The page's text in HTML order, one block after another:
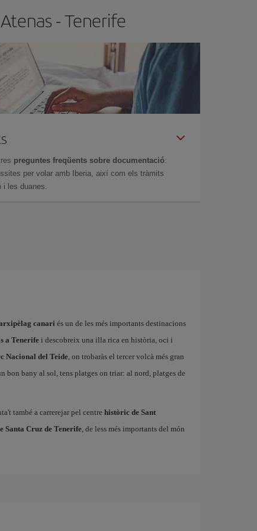
- Tenerife
preguntes freqüents sobre documentació:
per volar amb Iberia, així com els tràmits
i les duanes.
canari és un de les més importants destinacions
a Tenerifei descobreix una illa rica en història, oci i
Nacional del Teide, on trobaràs el tercer volcà més gran
bon bany al sol, tens platges on triar: al nord, platges de
també a carrerejar pel centre històric de Sant
Santa Cruz de Tenerife, de less més importants del món